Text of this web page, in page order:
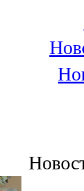
100,3
Зәй
106,6
105,2
91,5